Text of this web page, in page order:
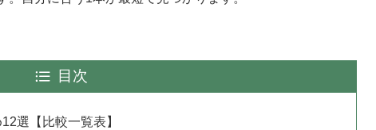
目次
選【比較一覧表】